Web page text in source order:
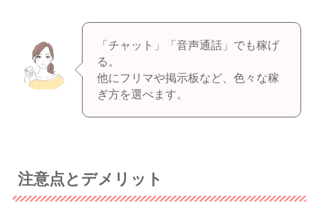
「チャット」「音声通話」でも稼げ
る。
他にフリマや掲示板など、色々な稼
ぎ方を選べます。
注意点とデメリット